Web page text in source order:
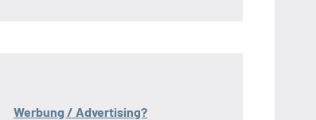
Werbung / Advertising?